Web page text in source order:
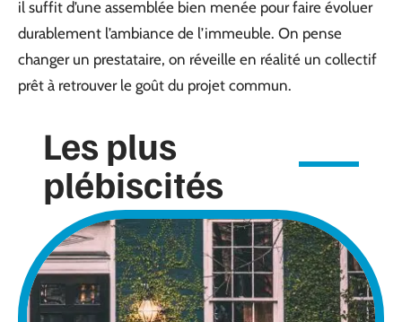
il suffit d’une assemblée bien menée pour faire évoluer
durablement l’ambiance de l’immeuble. On pense
changer un prestataire, on réveille en réalité un collectif
prêt à retrouver le goût du projet commun.
Les plus
plébiscités